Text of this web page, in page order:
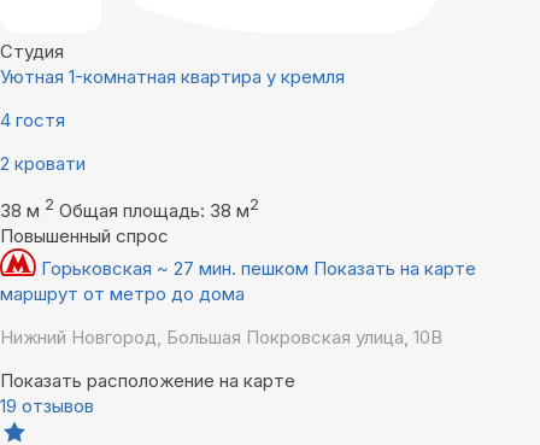
Студия
Уютная 1-комнатная квартира у кремля
4 гостя
2 кровати
38 м 2 Общая площадь: 38 м2
Повышенный спрос
Горьковская ~ 27 мин. пешком Показать на карте
маршрут от метро до дома
Нижний Новгород, Большая Покровская улица, 10В
Показать расположение на карте
19 отзывов